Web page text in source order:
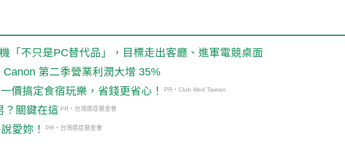
「不只是PC替代品」，目標走出客廳、進軍電競桌面
第二季營業利潤大增 35%
價搞定食宿玩樂，省錢更省心！
PR・Club Med Taiwan
？關鍵在這 PR・台灣癌症基金會
愛妳！ PR・台灣癌症基金會